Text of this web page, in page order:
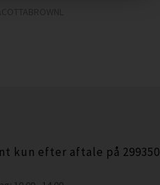
kun efter aftale på